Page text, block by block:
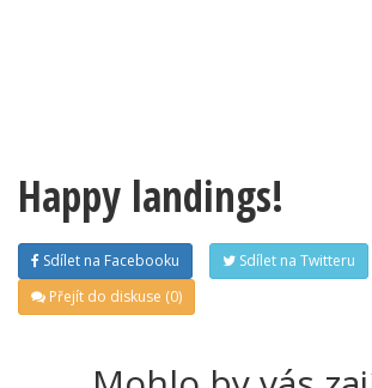
Happy landings!
Sdílet na Facebooku
Sdílet na Twitteru
Přejít do diskuse (0)